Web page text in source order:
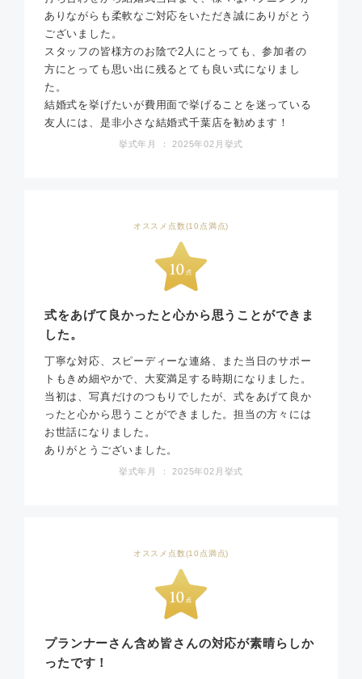
ありながらも柔軟なご対応をいただき誠にありがとう
ございました。
スタッフの皆様方のお陰で2人にとっても、参加者の
方にとっても思い出に残るとても良い式になりまし
た。
結婚式を挙げたいが費用面で挙げることを迷っている
友人には、是非小さな結婚式千葉店を勧めます！
挙式年月 ： 2025年02月挙式
オススメ点数(10点満点)
式をあげて良かったと心から思うことができま
した。
丁寧な対応、スピーディーな連絡、また当日のサポー
トもきめ細やかで、大変満足する時期になりました。
当初は、写真だけのつもりでしたが、式をあげて良か
ったと心から思うことができました。担当の方々には
お世話になりました。
ありがとうございました。
挙式年月 ： 2025年02月挙式
オススメ点数(10点満点)
プランナーさん含め皆さんの対応が素晴らしか
ったです！